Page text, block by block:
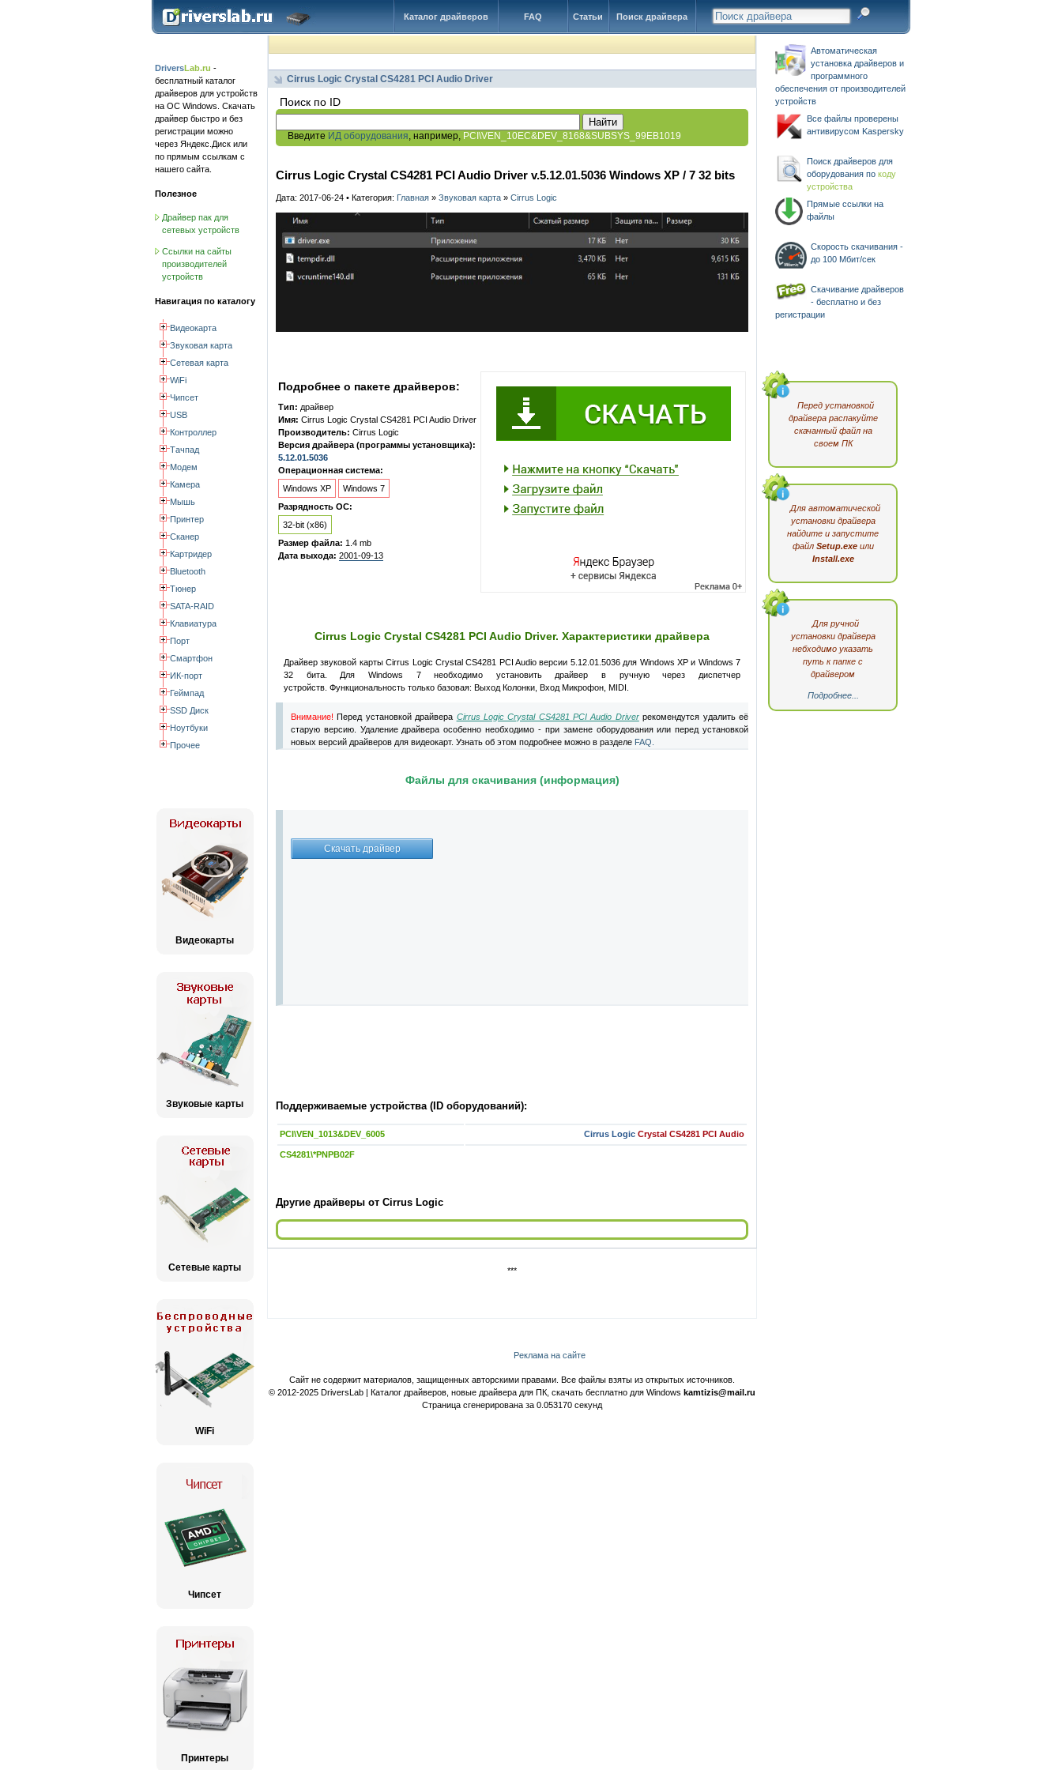
Поиск драйвера
Статьи
FAQ
Каталог драйверов
DriversLab.ru -
бесплатный каталог
драйверов для устройств
на ОС Windows. Скачать
драйвер быстро и без
регистрации можно
через Яндекс.Диск или
по прямым ссылкам с
нашего сайта.
Полезное
Драйвер пак для
сетевых устройств
Ссылки на сайты
производителей
устройств
Навигация по каталогу
Видеокарта
Звуковая карта
Сетевая карта
WiFi
Чипсет
USB
Контроллер
Тачпад
Модем
Камера
Мышь
Принтер
Сканер
Картридер
Bluetooth
Тюнер
SATA-RAID
Клавиатура
Порт
Смартфон
ИК-порт
Геймпад
SSD Диск
Ноутбуки
Прочее
Видеокарты
Звуковые карты
Сетевые карты
WiFi
Чипсет
Принтеры
Автоматическая
установка драйверов и
программного
обеспечения от производителей
устройств
Все файлы проверены
антивирусом Kaspersky
Поиск драйверов для
оборудования по коду
устройства
Прямые ссылки на
файлы
Скорость скачивания -
до 100 Мбит/сек
Скачивание драйверов
- бесплатно и без
регистрации
Перед установкой
драйвера распакуйте
скачанный файл на
своем ПК
Для автоматической
установки драйвера
найдите и запустите
файл Setup.exeили
Install.exe
Для ручной
установки драйвера
небходимо указать
путь к папке с
драйвером
Подробнее...
Cirrus Logic Crystal CS4281 PCI Audio Driver
Поиск по ID
Введите ИД оборудования, например, PCI\VEN_10EC&DEV_8168&SUBSYS_99EB1019
Cirrus Logic Crystal CS4281 PCI Audio Driver v.5.12.01.5036 Windows XP / 7 32 bits
Дата: 2017-06-24 • Категория: Главная » Звуковая карта » Cirrus Logic
Подробнее о пакете драйверов:
Тип: драйвер
Имя: Cirrus Logic Crystal CS4281 PCI Audio Driver
Производитель: Cirrus Logic
Версия драйвера (программы установщика):
5.12.01.5036
Операционная система:
Windows XP
Windows 7
Разрядность ОС:
32-bit (x86)
Размер файла: 1.4 mb
Дата выхода: 2001-09-13
Cirrus Logic Crystal CS4281 PCI Audio Driver. Характеристики драйвера
Драйвер звуковой карты Cirrus Logic Crystal CS4281 PCI Audio версии 5.12.01.5036 для Windows XP и Windows 7
32 бита. Для Windows 7 необходимо установить драйвер в ручную через диспетчер
устройств. Функциональность только базовая: Выход Колонки, Вход Микрофон, MIDI.
Внимание! Перед установкой драйвера Cirrus Logic Crystal CS4281 PCI Audio Driverрекомендутся удалить её
старую версию. Удаление драйвера особенно необходимо - при замене оборудования или перед установкой
новых версий драйверов для видеокарт. Узнать об этом подробнее можно в разделе FAQ.
Файлы для скачивания (информация)
Поддерживаемые устройства (ID оборудований):
PCI\VEN_1013&DEV_6005 Cirrus Logic Crystal CS4281 PCI Audio
CS4281\*PNPB02F
Другие драйверы от Cirrus Logic
***
Реклама на сайте
Сайт не содержит материалов, защищенных авторскими правами. Все файлы взяты из открытых источников.
© 2012-2025 DriversLab | Каталог драйверов, новые драйвера для ПК, скачать бесплатно для Windows kamtizis@mail.ru
Страница сгенерирована за 0.053170 секунд